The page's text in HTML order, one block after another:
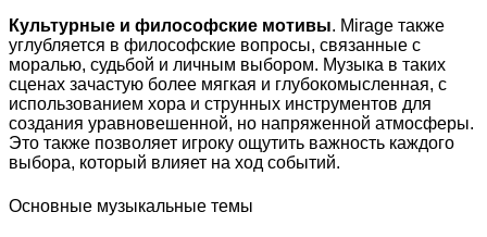
Культурные и философские мотивы. Mirage также
углубляется в философские вопросы, связанные с
моралью, судьбой и личным выбором. Музыка в таких
сценах зачастую более мягкая и глубокомысленная, с
использованием хора и струнных инструментов для
создания уравновешенной, но напряженной атмосферы.
Это также позволяет игроку ощутить важность каждого
выбора, который влияет на ход событий.
Основные музыкальные темы